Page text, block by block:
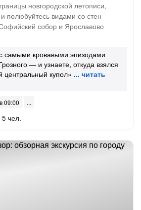
новгородской летописи,
полюбуйтесь видами со стен
собор и Ярославово
самыми кровавыми эпизодами
— и узнаете, откуда взялся
центральный купол»
09:00
чел.